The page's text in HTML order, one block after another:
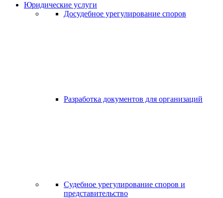
Юридические услуги
Досудебное урегулирование споров
Разработка документов для организаций
Судебное урегулирование споров и
представительство